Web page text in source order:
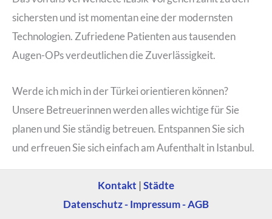
sichersten und ist momentan eine der modernsten
Technologien. Zufriedene Patienten aus tausenden
Augen-OPs verdeutlichen die Zuverlässigkeit.
Werde ich mich in der Türkei orientieren können?
Unsere Betreuerinnen werden alles wichtige für Sie
planen und Sie ständig betreuen. Entspannen Sie sich
und erfreuen Sie sich einfach am Aufenthalt in Istanbul.
Kontakt | Städte
Datenschutz - Impressum - AGB